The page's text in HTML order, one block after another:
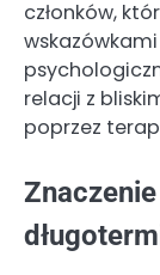
członków,
relacji z
poprzez